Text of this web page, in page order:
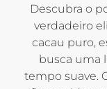
Descubra o
verdadeiro
cacau puro,
busca uma
tempo suave.